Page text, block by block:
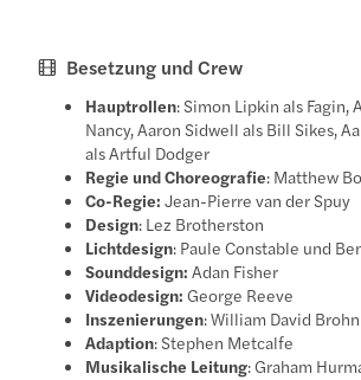
Besetzung und Crew
Hauptrollen: Simon Lipkin als Fagin,
Nancy, Aaron Sidwell als Bill Sikes,
als Artful Dodger
Regie und Choreografie: Matthew
Co-Regie: Jean-Pierre van der Spuy
Design: Lez Brotherston
Lichtdesign: Paule Constable und
Sounddesign: Adan Fisher
Videodesign: George Reeve
Inszenierungen: William David Brohn
Adaption: Stephen Metcalfe
Musikalische Leitung: Graham